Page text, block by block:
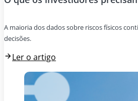
A maioria dos dados sobre riscos físicos
decisões.
Ler o artigo